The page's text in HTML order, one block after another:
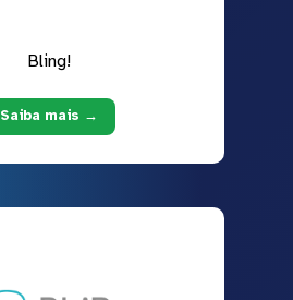
Bling!
Saiba mais →